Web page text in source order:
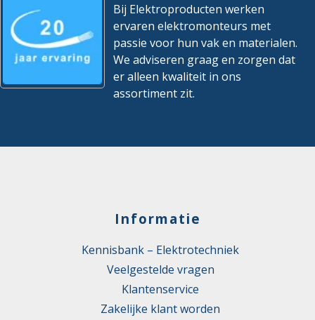
Bij Elektroproducten werken
ervaren elektromonteurs met
passie voor hun vak en materialen.
We adviseren graag en zorgen dat
er alleen kwaliteit in ons
assortiment zit.
Informatie
Kennisbank – Elektrotechniek
Veelgestelde vragen
Klantenservice
Zakelijke klant worden